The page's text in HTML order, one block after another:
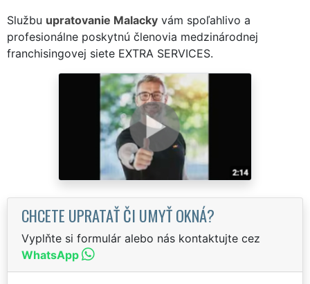
Službu upratovanie Malacky vám spoľahlivo a
profesionálne poskytnú členovia medzinárodnej
franchisingovej siete EXTRA SERVICES.
CHCETE UPRATAŤ ČI UMYŤ OKNÁ?
Vyplňte si formulár alebo nás kontaktujte cez
WhatsApp